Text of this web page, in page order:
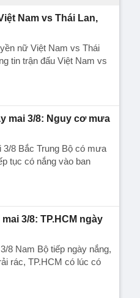
Nam vs Thái Lan,
nữ Việt Nam vs Thái
tin trận đấu Việt Nam vs
mai 3/8: Nguy cơ mưa
3/8 Bắc Trung Bộ có mưa
tục có nắng vào ban
3/8: TP.HCM ngày
8 Nam Bộ tiếp ngày nắng,
rác, TP.HCM có lúc có